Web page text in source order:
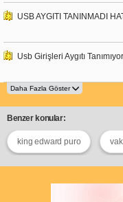
USB AYGITI TANINMADI
Usb Girişleri Aygıtı Tanımıyor.
Benzer konular:
king edward puro